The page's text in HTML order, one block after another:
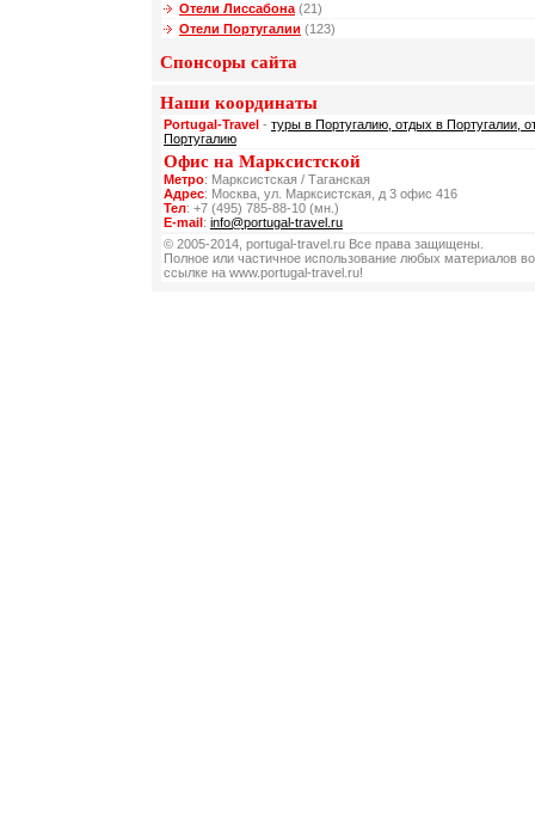
Отели Лиссабона(21)
Отели Португалии (123)
Спонсоры сайта
Наши координаты
Portugal-Travel - туры в Португалию, отдых в Португалии,
Португалию
Офис на Марксистской
Метро: Марксистская / Таганская
Адрес: Москва, ул. Марксистская, д 3 офис 416
Тел: +7 (495) 785-88-10 (мн.)
E-mail: info@portugal-travel.ru
© 2005-2014, portugal-travel.ru Все права защищены.
Полное или частичное использование любых материалов
ссылке на www.portugal-travel.ru!